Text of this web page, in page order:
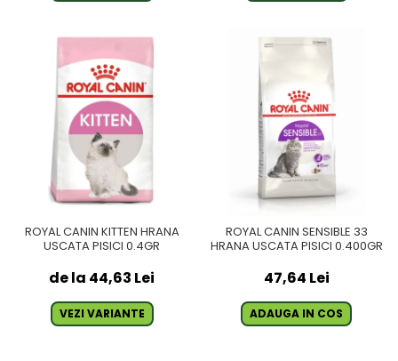
ROYAL CANIN KITTEN HRANA
USCATA PISICI 0.4GR
de la 44,63 Lei
VEZI VARIANTE
ROYAL CANIN SENSIBLE 33
HRANA USCATA PISICI 0.400GR
47,64 Lei
ADAUGA IN COS